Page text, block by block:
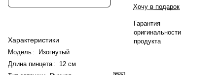
Характеристики
Модель :
Изогнутый
Длина пинцета :
12 см
Хочу в подарок
Гарантия
оригинальности
продукта